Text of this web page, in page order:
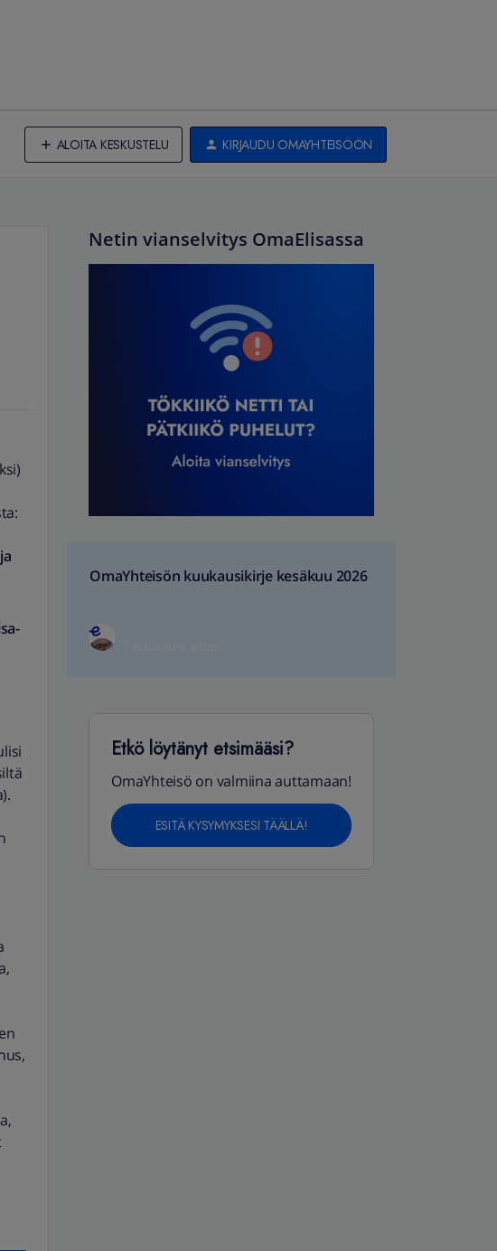
ALOITA KESKUSTELU KIRJAUDU OMAYHTEISÖÖN
Netin vianselvitys OmaElisassa
OmaYhteisön kuukausikirje kesäkuu 2026
Etkö löytänyt etsimääsi?
OmaYhteisö on valmiina auttamaan!
ESITÄ KYSYMYKSESI TÄÄLLÄ!